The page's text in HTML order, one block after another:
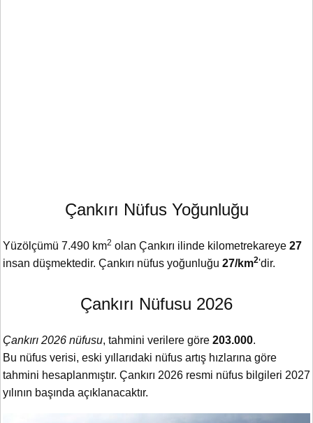
Çankırı Nüfus Yoğunluğu
Yüzölçümü 7.490 km2 olan Çankırı ilinde kilometrekareye 27
insan düşmektedir. Çankırı nüfus yoğunluğu 27/km2'dir.
Çankırı Nüfusu 2026
Çankırı 2026 nüfusu, tahmini verilere göre 203.000.
Bu nüfus verisi, eski yıllarıdaki nüfus artış hızlarına göre
tahmini hesaplanmıştır. Çankırı 2026 resmi nüfus bilgileri 2027
yılının başında açıklanacaktır.